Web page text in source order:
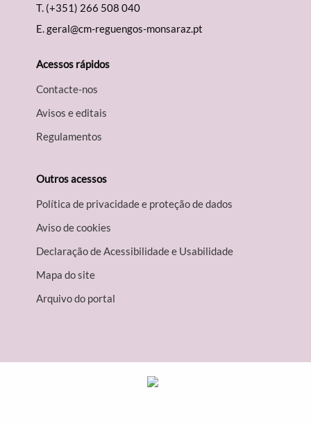
T. (+351) 266 508 040
E.geral@cm-reguengos-monsaraz.pt
Acessos rápidos
Contacte-nos
Avisos e editais
Regulamentos
Outros acessos
Política de privacidade e proteção de dados
Aviso de cookies
Declaração de Acessibilidade e Usabilidade
Mapa do site
Arquivo do portal